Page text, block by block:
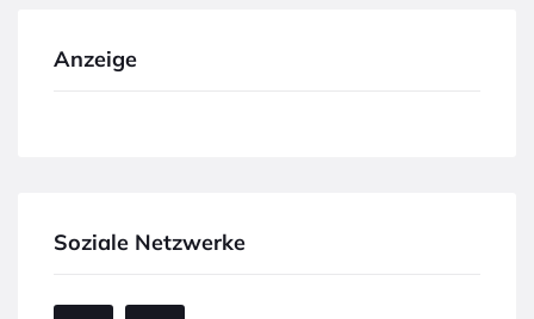
Anzeige
Soziale Netzwerke